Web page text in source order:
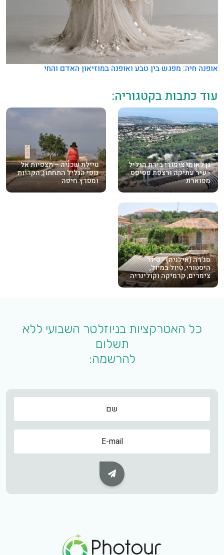
אופנה חיה: מפגש בין טבע ואופנה במוזיאון האדם והחי
עוד כתבות בקטגוריה:
גן לאומי ציפורי בירת הגליל
- עיר עתיקה ורצפת פסיפס
מפוארת
טיילת שכניה – תצפיות אל
נופי הגליל התחתון, הקריות
ומפרץ חיפה
סג'רה (אילניה) - סיור
היסטורי, טיול במיול,
צימרים, קרמיקה וקולינריה
כל האטרקציות בניוזלטר השבועי ללא
תשלום
להרשמה:
שם
שם
Subscribe Button